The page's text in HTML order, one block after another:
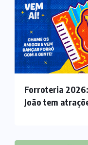
Forroteria
João tem